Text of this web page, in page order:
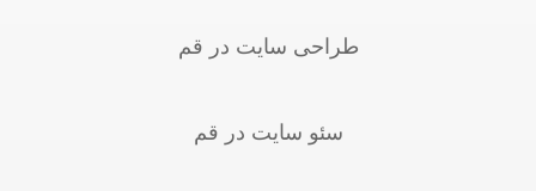
طراحی سایت در قم
سئو سایت در قم